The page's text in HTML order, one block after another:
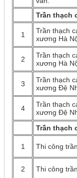
Trần thạch
1
Trần thạch
xương Hà
2
Trần thạch
xương Hà
3
Trần thạch
xương Đệ
4
Trần thạch
xương Đệ
Trần thạch
1 Thi công
2 Thi công